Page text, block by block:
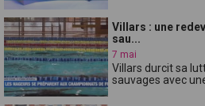
Villars : une
sau...
7 mai
Villars durcit sa
sauvages avec